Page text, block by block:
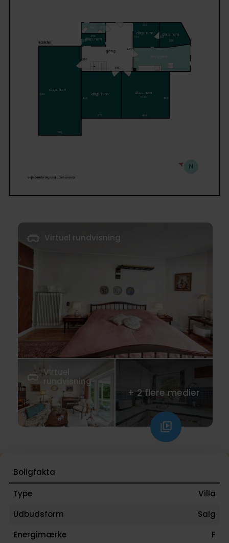
Virtuel rundvisning
Virtuel
rundvisning
+ 2 flere medier
Klik
her
rundvisning
Boligfakta
Type
Villa
Udbudsform
Salg
Energimærke
F